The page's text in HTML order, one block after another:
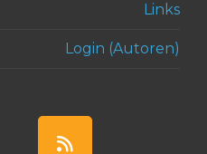
Links
Login (Autoren)